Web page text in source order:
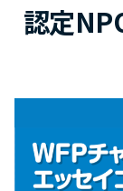
認定